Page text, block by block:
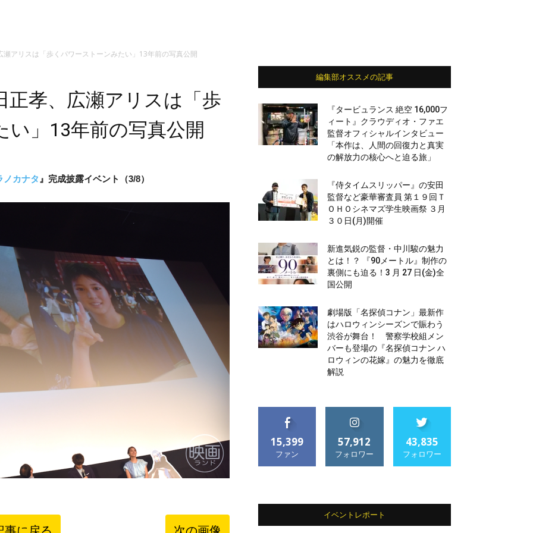
アリスは「歩くパワーストーンみたい」13年前の写真公開
孝、広瀬アリスは「歩
」13年前の写真公開
ノカナタ 』完成披露イベント（3/8）
編集部オススメの記事
『タービュランス 絶空 16,000フ
ィート』クラウディオ・ファエ
監督オフィシャルインタビュー
「本作は、人間の回復力と真実
の解放力の核心へと迫る旅」
『侍タイムスリッパー』の安田
監督など豪華審査員 第１９回Ｔ
ＯＨＯシネマズ学生映画祭 ３月
３０日(月)開催
新進気鋭の監督・中川駿の魅力
とは！？ 『90メートル』制作の
裏側にも迫る！3 月 27 日(金)全
国公開
劇場版「名探偵コナン」最新作
はハロウィンシーズンで賑わう
渋谷が舞台！ 警察学校組メン
バーも登場の『名探偵コナン ハ
ロウィンの花嫁』の魅力を徹底
解説
15,399
ファン
57,912
フォロワー
43,835
フォロワー
イベントレポート